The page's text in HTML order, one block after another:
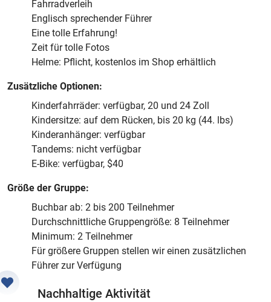
Fahrradverleih
Englisch sprechender Führer
Eine tolle Erfahrung!
Zeit für tolle Fotos
Helme: Pflicht, kostenlos im Shop erhältlich
Zusätzliche Optionen:
Kinderfahrräder: verfügbar, 20 und 24 Zoll
Kindersitze: auf dem Rücken, bis 20 kg (44. lbs)
Kinderanhänger: verfügbar
Tandems: nicht verfügbar
E-Bike: verfügbar, $40
Größe der Gruppe:
Buchbar ab: 2 bis 200 Teilnehmer
Durchschnittliche Gruppengröße: 8 Teilnehmer
Minimum: 2 Teilnehmer
Für größere Gruppen stellen wir einen zusätzlichen
Führer zur Verfügung
Nachhaltige Aktivität